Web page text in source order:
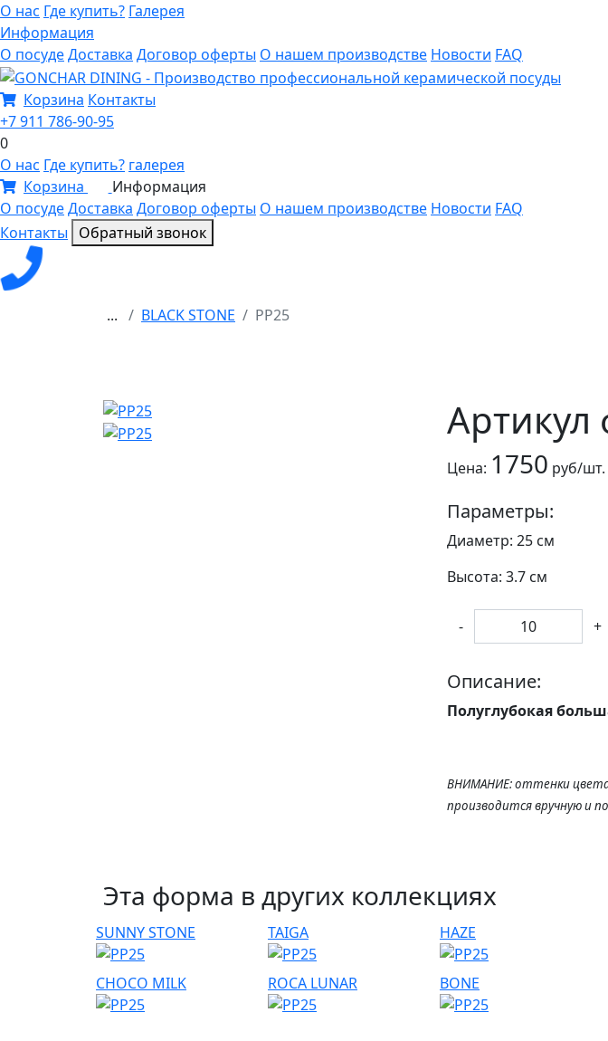
О нас Где купить? Галерея
Информация
О посудеДоставка Договор оферты О нашем производстве Новости FAQ
Корзина Контакты
+7 911 786-90-95
0
О нас Где купить? галерея
Корзина
Информация
О посудеДоставка Договор оферты О нашем производстве Новости FAQ
Контакты
Обратный звонок
... BLACK STONE PP25
Цена: 1750 руб/шт.
Параметры:
Диаметр: 25 см
Высота: 3.7 см
- +
Описание:
Полуглубокая
ВНИМАНИЕ: оттенки
производится вручную и
Эта форма в других коллекциях
SUNNY STONE TAIGA HAZE
CHOCO MILK ROCA LUNAR BONE